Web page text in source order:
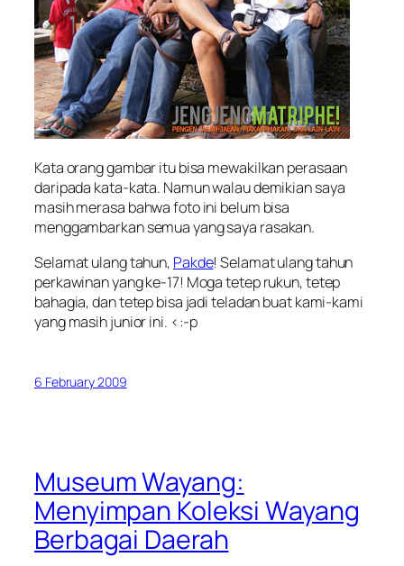
Kata orang gambar itu bisa mewakilkan perasaan
daripada kata-kata. Namun walau demikian saya
masih merasa bahwa foto ini belum bisa
menggambarkan semua yang saya rasakan.
Selamat ulang tahun, Pakde! Selamat ulang tahun
perkawinan yang ke-17! Moga tetep rukun, tetep
bahagia, dan tetep bisa jadi teladan buat kami-kami
yang masih junior ini. <:-p
6 February 2009
Museum Wayang:
Menyimpan Koleksi Wayang
Berbagai Daerah